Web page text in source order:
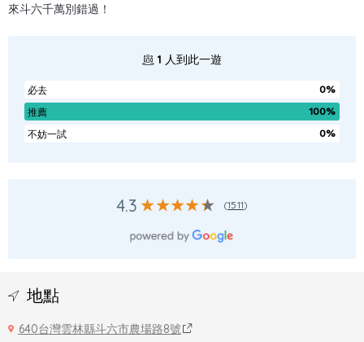
來斗六千萬別錯過！
1 人到此一遊
必去
0%
推薦
100%
不妨一試
0%
4.3 (1511)
地點
640台灣雲林縣斗六市農場路8號